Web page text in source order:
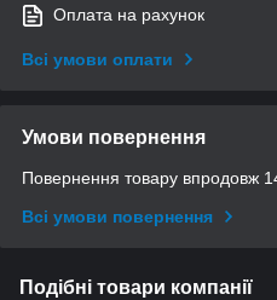
Оплата на рахунок
Всі умови оплати
Умови повернення
Повернення товару впродовж
Всі умови повернення
Подібні товари компанії